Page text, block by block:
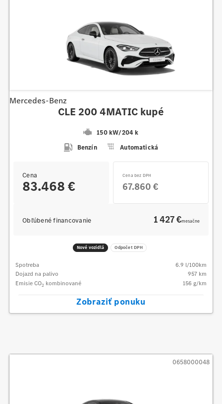
Mercedes-Benz
CLE 200 4MATIC kupé
150 kW/204 k
Benzín
Automatická
Cena
83.468 €
Cena bez DPH
67.860 €
Obľúbené financovanie 1 427 €mesačne
Nové vozidlá Odpočet DPH
Spotreba 6.9 l/100km
Dojazd na palivo
957 km
Emisie CO2 kombinované 156 g/km
Zobraziť ponuku
0658000048